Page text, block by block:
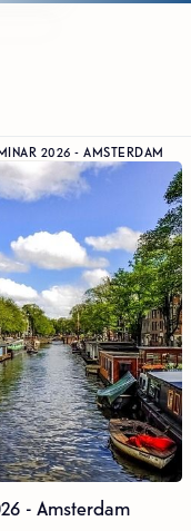
2026 - AMSTERDAM
- Amsterdam